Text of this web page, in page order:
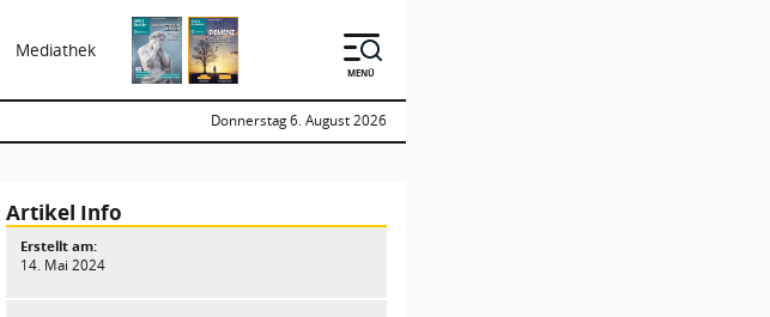
Mediathek
MENÜ
Donnerstag 6. August 2026
Artikel Info
Erstellt am:
14. Mai 2024